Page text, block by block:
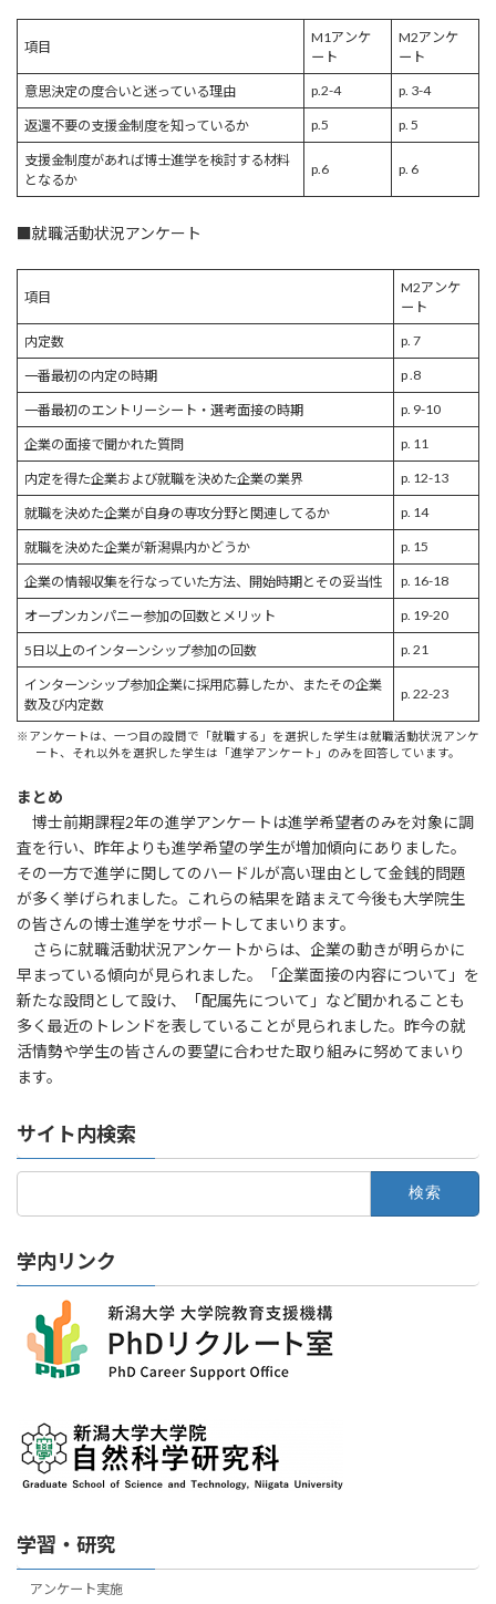
項目
M1アンケ
ート
M2アンケ
ート
意思決定の度合いと迷っている理由 p.2-4 p. 3-4
返還不要の支援金制度を知っているか p.5 p. 5
支援金制度があれば博士進学を検討する材料
となるか
p.6 p. 6
■就職活動状況アンケート
項目
M2アンケ
ート
内定数 p. 7
一番最初の内定の時期 p .8
一番最初のエントリーシート・選考面接の時期 p. 9-10
企業の面接で聞かれた質問 p. 11
内定を得た企業および就職を決めた企業の業界 p. 12-13
就職を決めた企業が自身の専攻分野と関連してるか p. 14
就職を決めた企業が新潟県内かどうか p. 15
企業の情報収集を行なっていた方法、開始時期とその妥当性 p. 16-18
オープンカンパニー参加の回数とメリット p. 19-20
5日以上のインターンシップ参加の回数 p. 21
インターンシップ参加企業に採用応募したか、またその企業
数及び内定数
p. 22-23
※アンケートは、一つ目の設問で「就職する」を選択した学生は就職活動状況アンケ
ート、それ以外を選択した学生は「進学アンケート」のみを回答しています。
まとめ
博士前期課程2年の進学アンケートは進学希望者のみを対象に調
査を行い、昨年よりも進学希望の学生が増加傾向にありました。
その一方で進学に関してのハードルが高い理由として金銭的問題
が多く挙げられました。これらの結果を踏まえて今後も大学院生
の皆さんの博士進学をサポートしてまいります。
さらに就職活動状況アンケートからは、企業の動きが明らかに
早まっている傾向が見られました。「企業面接の内容について」を
新たな設問として設け、「配属先について」など聞かれることも
多く最近のトレンドを表していることが見られました。昨今の就
活情勢や学生の皆さんの要望に合わせた取り組みに努めてまいり
ます。
サイト内検索
学内リンク
学習・研究
アンケート実施